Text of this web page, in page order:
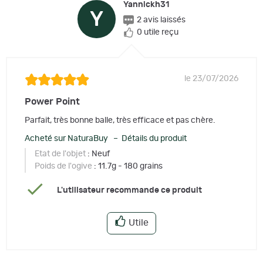
Y
Yannickh31
2 avis laissés
0 utile reçu
le 23/07/2026
Power Point
Parfait, très bonne balle, très efficace et pas chère.
Acheté sur NaturaBuy – Détails du produit
Etat de l'objet : Neuf
Poids de l'ogive : 11.7g - 180 grains
L'utilisateur recommande ce produit
Utile